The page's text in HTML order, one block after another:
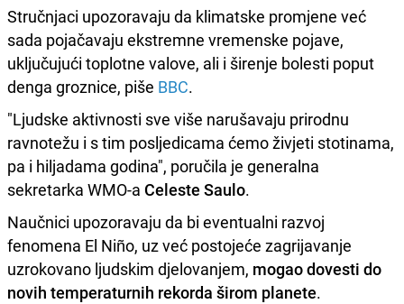
Stručnjaci upozoravaju da klimatske promjene već
sada pojačavaju ekstremne vremenske pojave,
uključujući toplotne valove, ali i širenje bolesti poput
denga groznice, piše BBC.
"Ljudske aktivnosti sve više narušavaju prirodnu
ravnotežu i s tim posljedicama ćemo živjeti stotinama,
pa i hiljadama godina", poručila je generalna
sekretarka WMO-a Celeste Saulo.
Naučnici upozoravaju da bi eventualni razvoj
fenomena El Niño, uz već postojeće zagrijavanje
uzrokovano ljudskim djelovanjem, mogao dovesti do
novih temperaturnih rekorda širom planete.